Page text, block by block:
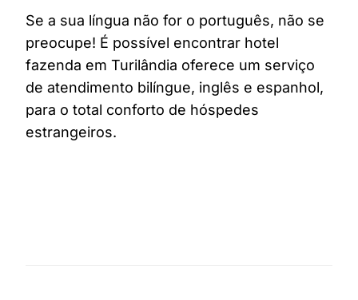
Se a sua língua não for o português, não se
preocupe! É possível encontrar hotel
fazenda em Turilândia oferece um serviço
de atendimento bilíngue, inglês e espanhol,
para o total conforto de hóspedes
estrangeiros.